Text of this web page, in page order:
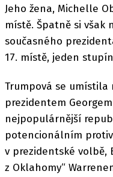
Jeho žena, Michelle
místě. Špatně si však
současného
17. místě, jeden
Trumpová se umístila
prezidentem
nejpopulárnější
potencionálním
v prezidentské volbě,
z Oklahomy“